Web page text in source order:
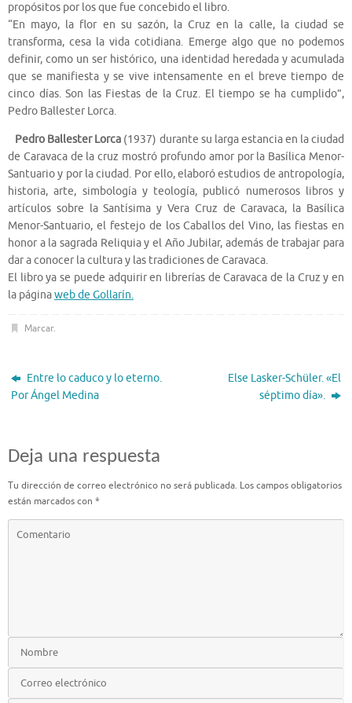
propósitos por los que fue concebido el libro.
“En mayo, la flor en su sazón, la Cruz en la calle, la ciudad se
transforma, cesa la vida cotidiana. Emerge algo que no podemos
definir, como un ser histórico, una identidad heredada y acumulada
que se manifiesta y se vive intensamente en el breve tiempo de
cinco días. Son las Fiestas de la Cruz. El tiempo se ha cumplido”,
Pedro Ballester Lorca.
Pedro Ballester Lorca (1937) durante su larga estancia en la ciudad
de Caravaca de la cruz mostró profundo amor por la Basílica Menor-
Santuario y por la ciudad. Por ello, elaboró estudios de antropología,
historia, arte, simbología y teología, publicó numerosos libros y
artículos sobre la Santísima y Vera Cruz de Caravaca, la Basílica
Menor-Santuario, el festejo de los Caballos del Vino, las fiestas en
honor a la sagrada Reliquia y el Año Jubilar, además de trabajar para
dar a conocer la cultura y las tradiciones de Caravaca.
El libro ya se puede adquirir en librerías de Caravaca de la Cruz y en
la páginaweb de Gollarín.
Marcar.
Entre lo caduco y lo eterno.
Por Ángel Medina
Else Lasker-Schüler. «El
séptimo día».
Deja una respuesta
Tu dirección de correo electrónico no será publicada. Los campos obligatorios
están marcados con *